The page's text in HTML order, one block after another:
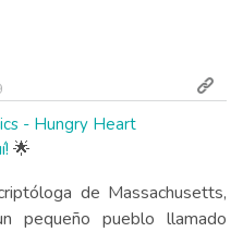
- Hungry Heart
🌟
de Massachusetts,
pequeño pueblo llamado